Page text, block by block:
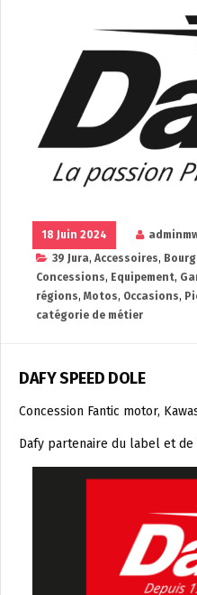
18 Juin 2024
39 Jura, Accessoires,
Concessions, Equipement,
régions, Motos, Occasions,
catégorie de métier
DAFY SPEED DOLE
Concession Fantic motor,
Dafy partenaire du label et de